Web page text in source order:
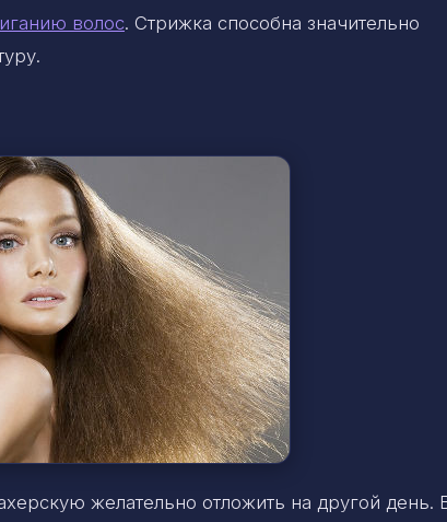
волос. Стрижка способна значительно
желательно отложить на другой день.